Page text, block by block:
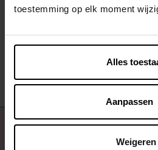
toestemming op elk moment
Alles
Aanpassen
Weigeren